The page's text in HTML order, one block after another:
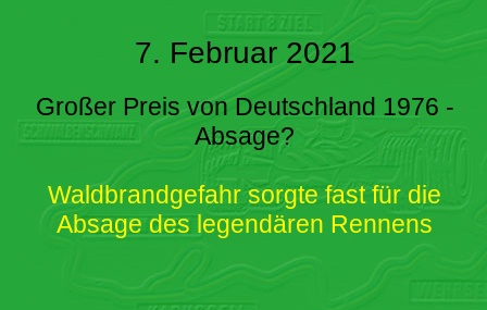
7. Februar 2021
Großer Preis von Deutschland 1976 -
Absage?
Waldbrandgefahr sorgte fast für die
Absage des legendären Rennens